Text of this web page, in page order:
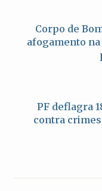
Corpo de
afogamento
PF deflagra
contra